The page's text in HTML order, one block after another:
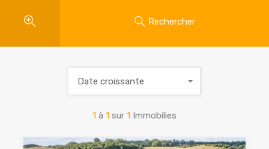
Rechercher
1 à 1 sur 1 Immobilies
Date croissante